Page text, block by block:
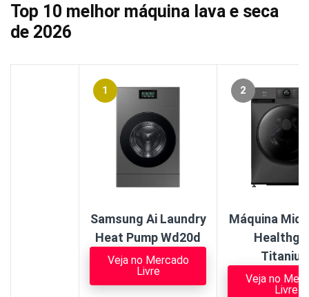
Top 10 melhor máquina lava e seca
de 2026
1
Samsung Ai Laundry
Heat Pump Wd20d
Veja no Mercado
Livre
2
Máquina
Veja no
Livre